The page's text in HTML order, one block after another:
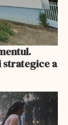
strategice a